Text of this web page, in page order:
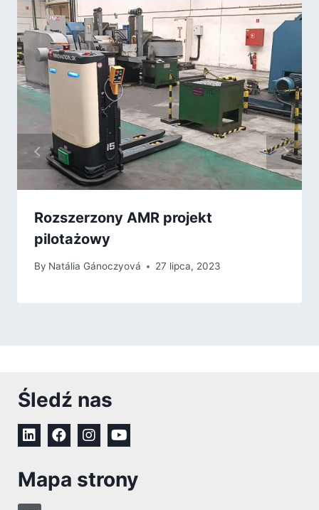
Rozszerzony AMR projekt
pilotażowy
By Natália Gánoczyová 27 lipca, 2023
Śledź nas
Mapa strony